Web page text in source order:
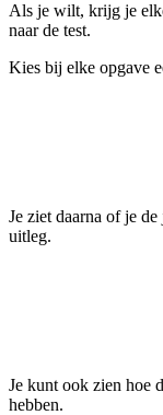
Als je wilt, krijg je
naar de test.
Kies bij elke opgave
Je ziet daarna of je
uitleg.
Je kunt ook zien hoe
hebben.